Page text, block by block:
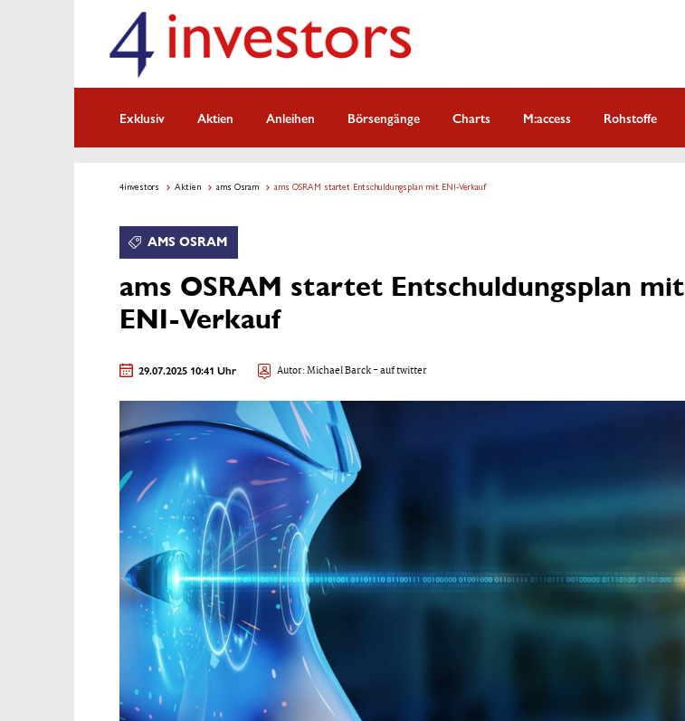
Exklusiv Aktien Anleihen Börsengänge Charts M:access Rohstoffe
4investors Aktien ams Osram ams OSRAM startet Entschuldungsplan mit ENI-Verkauf
AMS OSRAM
ams OSRAM startet Entschuldungsplan mit
ENI-Verkauf
29.07.2025 10:41 Uhr Autor:Michael Barck- auf twitter